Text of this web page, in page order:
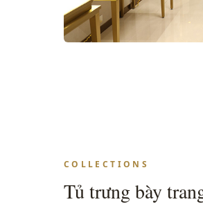
COLLECTIONS
Tủ trưng bày